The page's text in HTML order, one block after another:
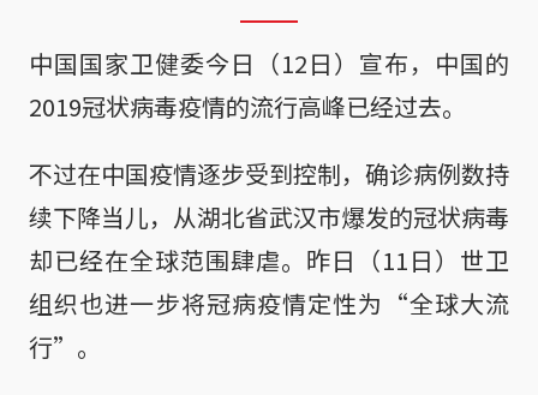
中国国家卫健委今日（12日）宣布，中国的
2019冠状病毒疫情的流行高峰已经过去。
不过在中国疫情逐步受到控制，确诊病例数持
续下降当儿，从湖北省武汉市爆发的冠状病毒
却已经在全球范围肆虐。昨日（11日）世卫
组织也进一步将冠病疫情定性为“全球大流
行”。